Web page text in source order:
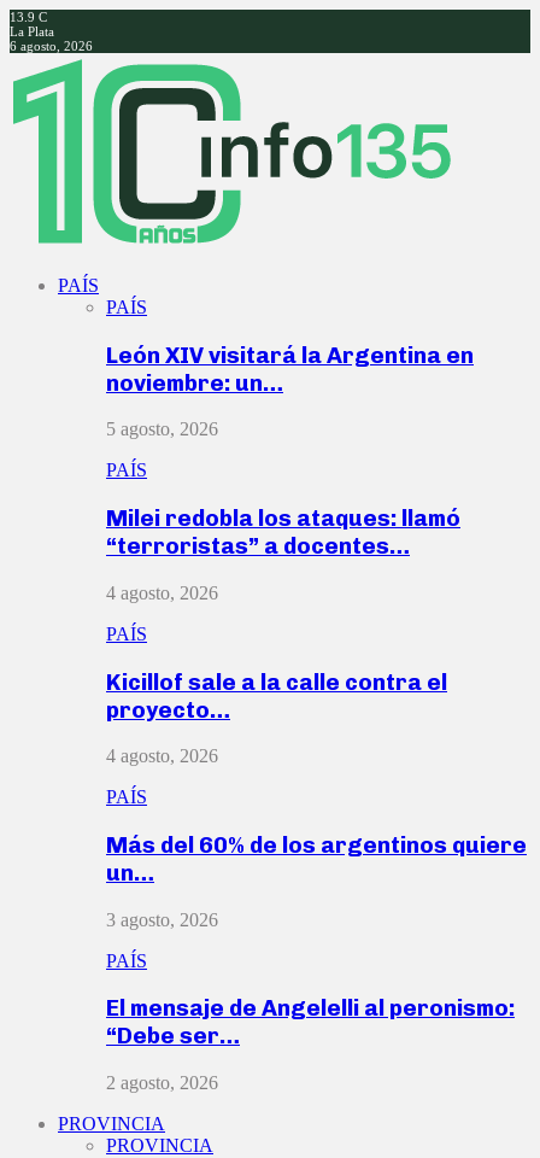
13.9 C
La Plata
6 agosto, 2026
Facebook
Twitter
Instagram
Youtube
PAÍS
PAÍS
León XIV visitará la Argentina en
noviembre: un…
5 agosto, 2026
PAÍS
Milei redobla los ataques: llamó
“terroristas” a docentes…
4 agosto, 2026
PAÍS
Kicillof sale a la calle contra el
proyecto…
4 agosto, 2026
PAÍS
Más del 60% de los argentinos quiere
un…
3 agosto, 2026
PAÍS
El mensaje de Angelelli al peronismo:
“Debe ser…
2 agosto, 2026
PROVINCIA
PROVINCIA